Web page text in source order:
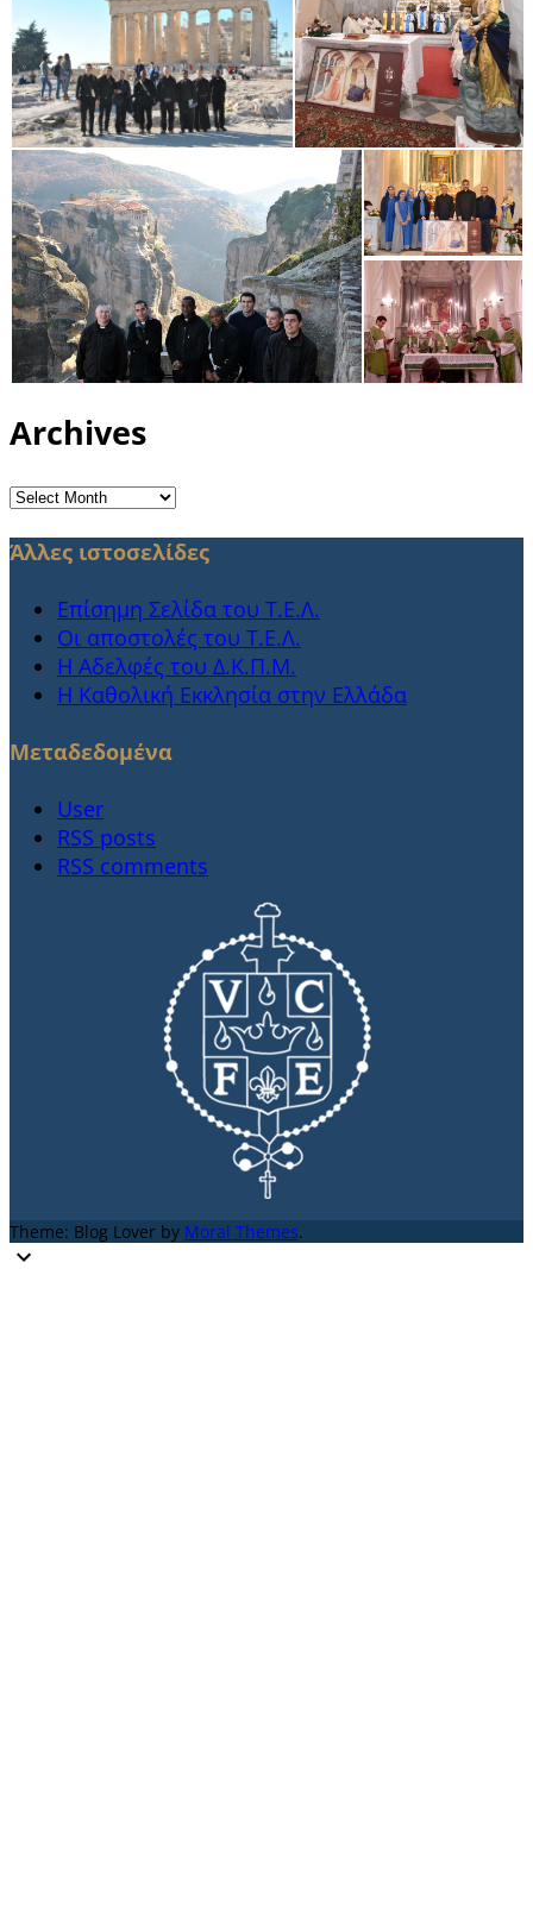
Archives
Archives
Άλλες ιστοσελίδες
Επίσημη Σελίδα του Τ.Ε.Λ.
Οι αποστολές του Τ.Ε.Λ.
Η Αδελφές του Δ.Κ.Π.Μ.
Η Καθολική Εκκλησία στην Ελλάδα
Μεταδεδομένα
User
RSS posts
RSS comments
Theme: Blog Lover by Moral Themes.